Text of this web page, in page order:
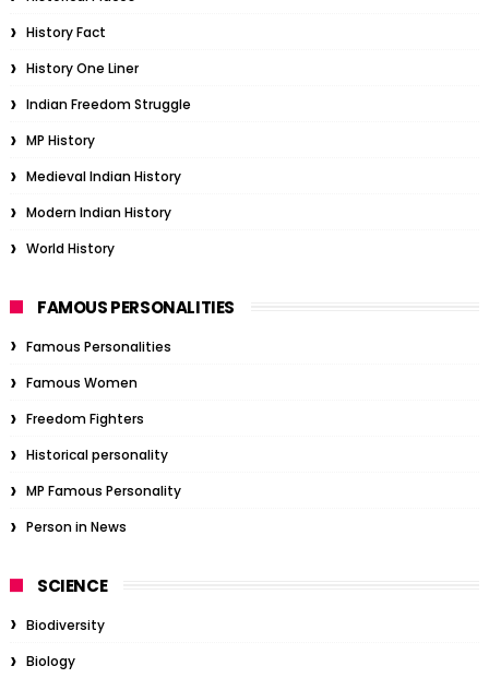
History Fact
History One Liner
Indian Freedom Struggle
MP History
Medieval Indian History
Modern Indian History
World History
FAMOUS PERSONALITIES
Famous Personalities
Famous Women
Freedom Fighters
Historical personality
MP Famous Personality
Person in News
SCIENCE
Biodiversity
Biology